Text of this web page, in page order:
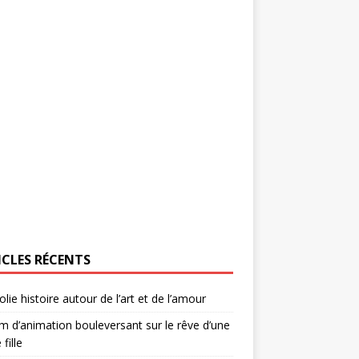
RÉCENTS
histoire autour de l’art et de l’amour
d’animation bouleversant sur le rêve d’une
fille